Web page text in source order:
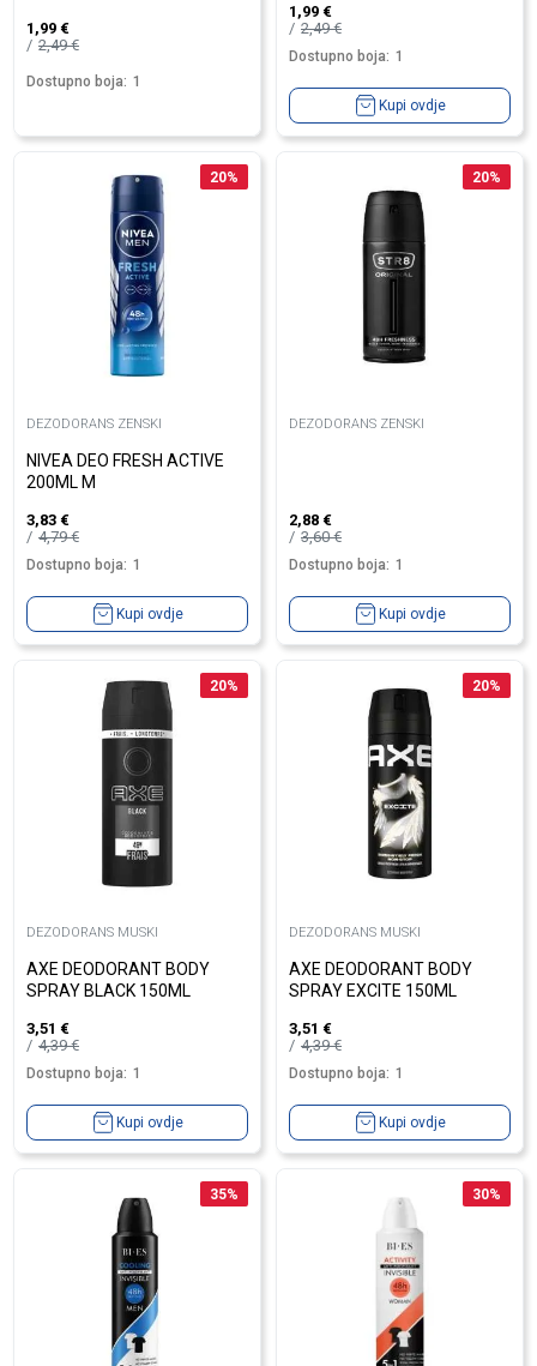
1,99 €
2,49€
Dostupno boja: 1
1,99 €
2,49€
Dostupno boja: 1
Kupi ovdje
20%
DEZODORANS ZENSKI
NIVEA DEO FRESH ACTIVE
200ML M
3,83 €
4,79€
Dostupno boja: 1
Kupi ovdje
20%
DEZODORANS ZENSKI
2,88 €
3,60€
Dostupno boja: 1
Kupi ovdje
20%
DEZODORANS MUSKI
AXE DEODORANT BODY
SPRAY BLACK 150ML
3,51 €
4,39€
Dostupno boja: 1
Kupi ovdje
20%
DEZODORANS MUSKI
AXE DEODORANT BODY
SPRAY EXCITE 150ML
3,51 €
4,39€
Dostupno boja: 1
Kupi ovdje
35% 30%